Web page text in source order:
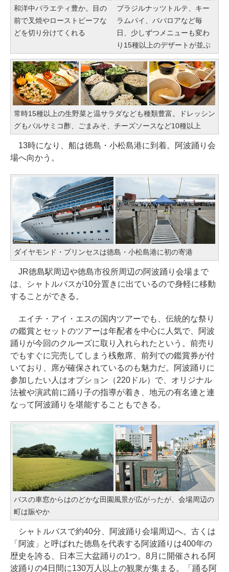
和洋中バラエティ豊か。目の
前で叉焼やローストビーフな
どを切り分けてくれる
ブラジルナッツトルテ、キー
ラムパイ、ババロアなど毎
日、少しずつメニューも変わ
り15種以上のデザートが並ぶ
常時15種以上の生野菜と温サラダなども種類豊富。ドレッシン
グもバルサミコ酢、ごまみそ、チーズソースなど10種以上
13時になり、船は徳島・小松島港に到着。阿波踊り会
場へ向かう。
ダイヤモンド・プリンセスは徳島・小松島港に初の寄港
JR徳島駅周辺や徳島市役所周辺の阿波踊り会場まで
は、シャトルバスが10分置きに出ているので身軽に移動
することができる。
エイチ・アイ・エスの国内ツアーでも、伝統的な祭り
の鑑賞とセットのツアーは年配者を中心に人気で、阿波
踊りが今回のクルーズに取り入れられたという。前売り
でもすぐに完売してしまう桟敷席、前列での鑑賞券が付
いており、席が確保されているのも魅力だ。阿波踊りに
参加したい人はオプション（220ドル）で、オリジナル
法被や演武前に踊り子の指導が着き、地元の有名連と連
なって阿波踊りを堪能することもできる。
バスの車窓からはのどかな田園風景が広がったが、会場周辺の
町は賑やか
シャトルバスで約40分、阿波踊り会場周辺へ。古くは
「阿波」と呼ばれた徳島を代表する阿波踊りは400年の
歴史を誇る、日本三大盆踊りの1つ。8月に開催される阿
波踊りの4日間に130万人以上の観衆が集まる。「踊る阿